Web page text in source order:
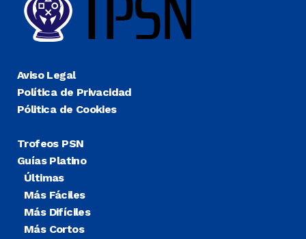
Aviso Legal
Política de Privacidad
Pólitica de Cookies
Trofeos PSN
Guías Platino
Últimas
Más Fáciles
Más Difíciles
Más Cortos